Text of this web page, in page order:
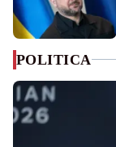
POLITICA